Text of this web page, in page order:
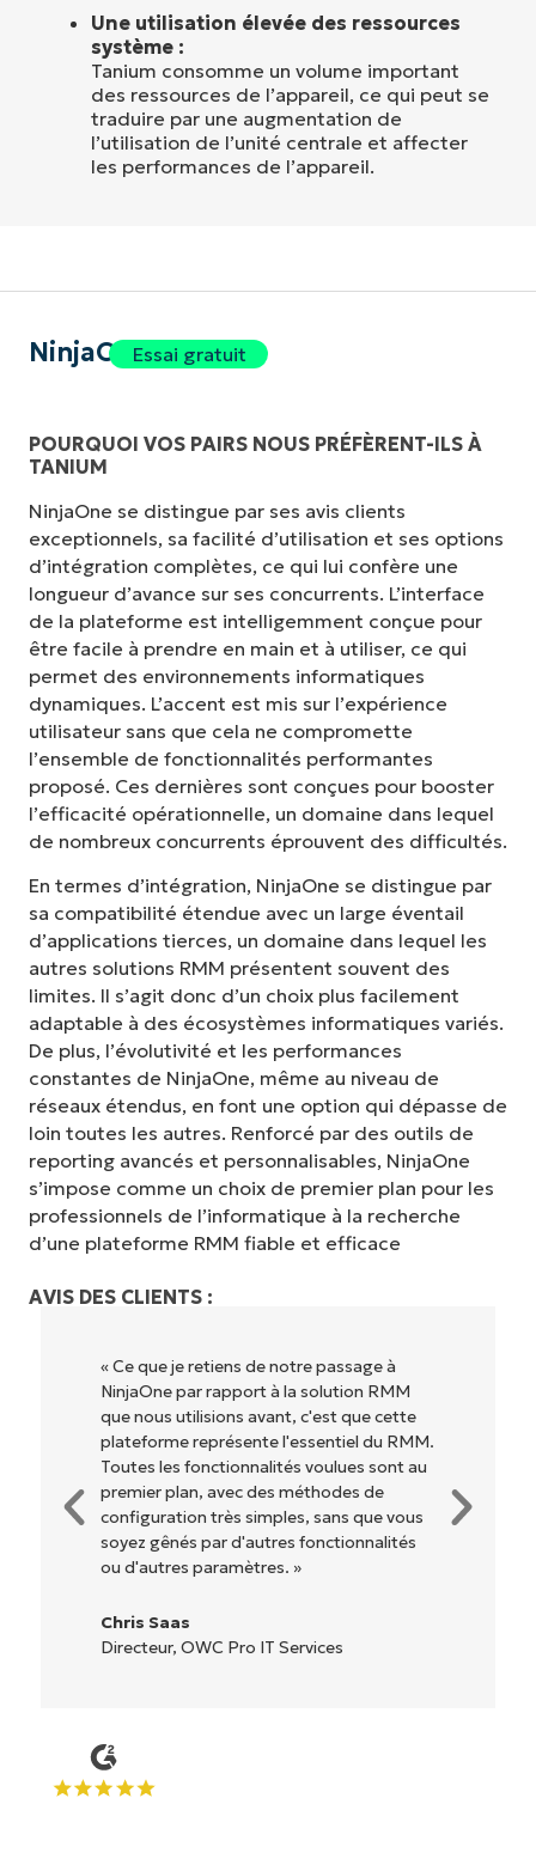
Une utilisation élevée des ressources
système :
Tanium consomme un volume important
des ressources de l’appareil, ce qui peut se
traduire par une augmentation de
l’utilisation de l’unité centrale et affecter
les performances de l’appareil.
NinjaOneEssai gratuit
POURQUOI VOS PAIRS NOUS PRÉFÈRENT-ILS À
TANIUM
NinjaOne se distingue par ses avis clients
exceptionnels, sa facilité d’utilisation et ses options
d’intégration complètes, ce qui lui confère une
longueur d’avance sur ses concurrents. L’interface
de la plateforme est intelligemment conçue pour
être facile à prendre en main et à utiliser, ce qui
permet des environnements informatiques
dynamiques. L’accent est mis sur l’expérience
utilisateur sans que cela ne compromette
l’ensemble de fonctionnalités performantes
proposé. Ces dernières sont conçues pour booster
l’efficacité opérationnelle, un domaine dans lequel
de nombreux concurrents éprouvent des difficultés.
En termes d’intégration, NinjaOne se distingue par
sa compatibilité étendue avec un large éventail
d’applications tierces, un domaine dans lequel les
autres solutions RMM présentent souvent des
limites. Il s’agit donc d’un choix plus facilement
adaptable à des écosystèmes informatiques variés.
De plus, l’évolutivité et les performances
constantes de NinjaOne, même au niveau de
réseaux étendus, en font une option qui dépasse de
loin toutes les autres. Renforcé par des outils de
reporting avancés et personnalisables, NinjaOne
s’impose comme un choix de premier plan pour les
professionnels de l’informatique à la recherche
d’une plateforme RMM fiable et efficace
AVIS DES CLIENTS :
« NinjaOne est extrêmement simple
d'utilisation grâce à une interface fluide et
des fonctionnalités back-end puissantes.
Pas de configuration complexe ou
d'interface difficile à maîtriser. Toutes les
options et tous les outils sont clairement
étiquetés, faciles à comprendre et il est
très facile de s'y retrouver. »
Reiffenberger.NET Technology Solutions